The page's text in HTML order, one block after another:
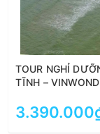
TOUR NGHỈ
TĨNH –